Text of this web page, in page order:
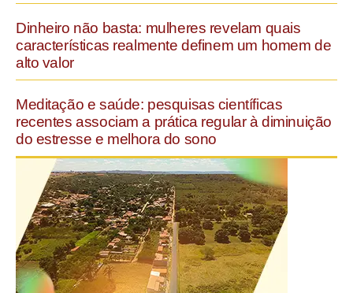
Dinheiro não basta: mulheres revelam quais
características realmente definem um homem de
alto valor
Meditação e saúde: pesquisas científicas
recentes associam a prática regular à diminuição
do estresse e melhora do sono